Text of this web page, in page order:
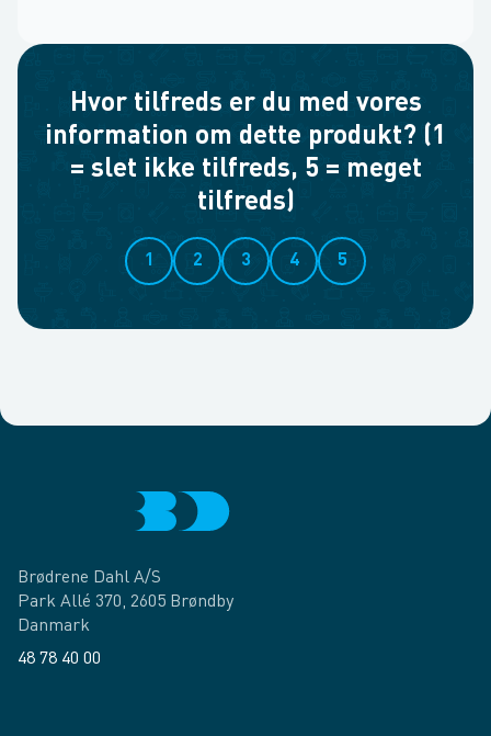
Hvor tilfreds er du med vores
information om dette produkt? (1
= slet ikke tilfreds, 5 = meget
tilfreds)
1 2 3 4 5
Brødrene Dahl A/S
Park Allé 370, 2605 Brøndby
Danmark
48 78 40 00